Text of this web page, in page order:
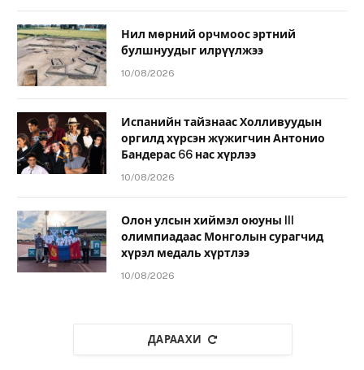
Нил мөрний орчмоос эртний
булшнуудыг илрүүлжээ
10/08/2026
Испанийн тайзнаас Холливуудын
оргилд хүрсэн жүжигчин Антонио
Бандерас 66 нас хүрлээ
10/08/2026
Олон улсын хиймэл оюуны III
олимпиадаас Монголын сурагчид
хүрэл медаль хүртлээ
10/08/2026
ДАРААХИ